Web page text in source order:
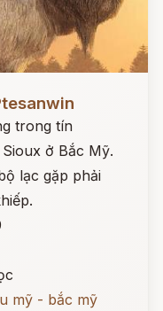
trong tín
ở Bắc Mỹ.
lạc gặp phải
mỹ - bắc mỹ